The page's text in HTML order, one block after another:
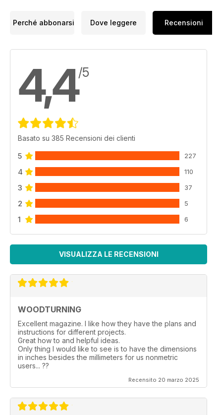
Perché abbonarsi Dove leggere Recensioni
4,4/5
Basato su 385 Recensioni dei clienti
5 227
4 110
3 37
2 5
1 6
VISUALIZZA LE RECENSIONI
WOODTURNING
Excellent magazine. I like how they have the plans and
instructions for different projects.
Great how to and helpful ideas.
Only thing I would like to see is to have the dimensions
in inches besides the millimeters for us nonmetric
users... ??
Recensito 20 marzo 2025